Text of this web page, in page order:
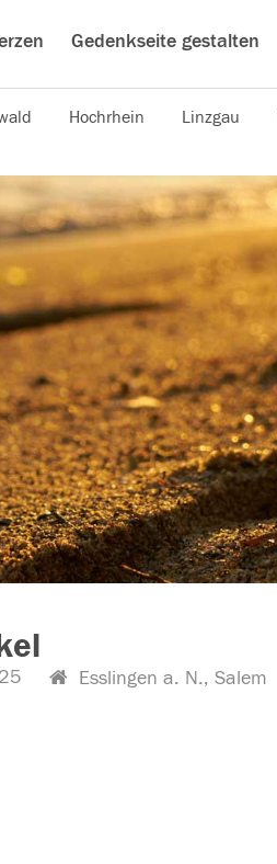
Gedenkseite gestalten
Hochrhein Linzgau
Esslingen a. N., Salem